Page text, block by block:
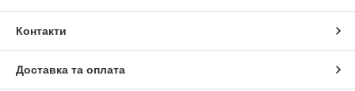
Контакти
Доставка та оплата